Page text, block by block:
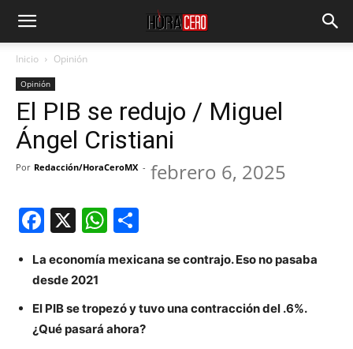
Inicio Opinión
Opinión
El PIB se redujo / Miguel
Ángel Cristiani
Por Redacción/HoraCeroMX - febrero 6, 2025
Facebook
X WhatsApp
La economía mexicana se contrajo. Eso no pasaba
desde 2021
El PIB se tropezó y tuvo una contracción del .6%.
¿Qué pasará ahora?